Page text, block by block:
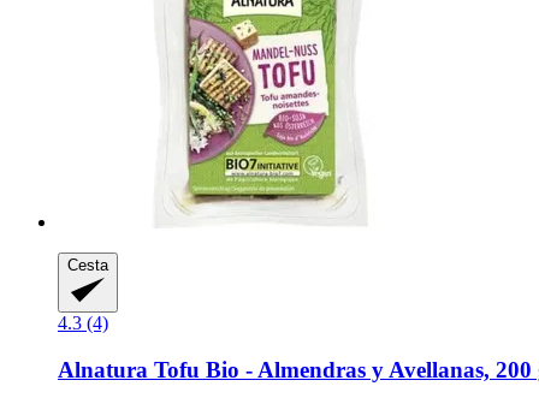
Cesta
4.3 (4)
Alnatura Tofu Bio -​ Almendras y Avellanas, 200